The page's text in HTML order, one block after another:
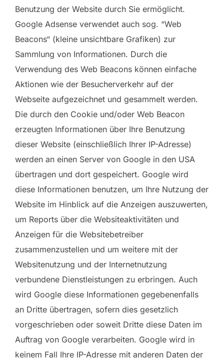
Benutzung der Website durch Sie ermöglicht.
Google Adsense verwendet auch sog. “Web
Beacons“ (kleine unsichtbare Grafiken) zur
Sammlung von Informationen. Durch die
Verwendung des Web Beacons können einfache
Aktionen wie der Besucherverkehr auf der
Webseite aufgezeichnet und gesammelt werden.
Die durch den Cookie und/oder Web Beacon
erzeugten Informationen über Ihre Benutzung
dieser Website (einschließlich Ihrer IP-Adresse)
werden an einen Server von Google in den USA
übertragen und dort gespeichert. Google wird
diese Informationen benutzen, um Ihre Nutzung der
Website im Hinblick auf die Anzeigen auszuwerten,
um Reports über die Websiteaktivitäten und
Anzeigen für die Websitebetreiber
zusammenzustellen und um weitere mit der
Websitenutzung und der Internetnutzung
verbundene Dienstleistungen zu erbringen. Auch
wird Google diese Informationen gegebenenfalls
an Dritte übertragen, sofern dies gesetzlich
vorgeschrieben oder soweit Dritte diese Daten im
Auftrag von Google verarbeiten. Google wird in
keinem Fall Ihre IP-Adresse mit anderen Daten der